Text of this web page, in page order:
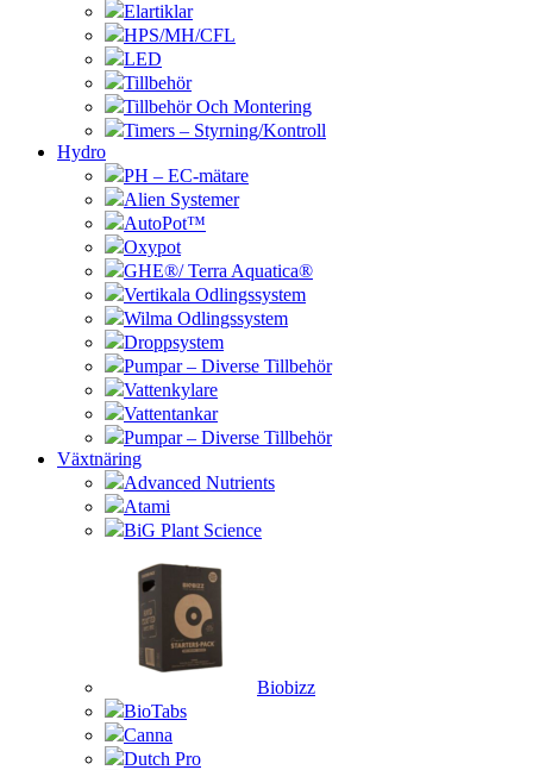
Elartiklar
HPS/MH/CFL
LED
Tillbehör
Tillbehör Och Montering
Timers – Styrning/Kontroll
Hydro
PH – EC-mätare
Alien Systemer
AutoPot™
Oxypot
GHE®/ Terra Aquatica®
Vertikala Odlingssystem
Wilma Odlingssystem
Droppsystem
Pumpar – Diverse Tillbehör
Vattenkylare
Vattentankar
Pumpar – Diverse Tillbehör
Växtnäring
Advanced Nutrients
Atami
BiG Plant Science
Biobizz
BioTabs
Canna
Dutch Pro